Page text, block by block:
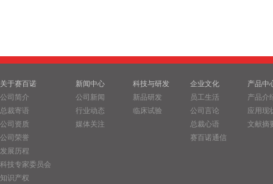
关于赛百诺
公司简介
总裁寄语
公司资质
公司荣誉
发展历程
科技专家委员会
知识产权
新闻中心
公司新闻
行业动态
媒体关注
科技与研发
新品研发
临床试验
企业文化
员工生活
公司言论
总裁心语
赛百诺通信
产品中
产品介
应用现
文献摘